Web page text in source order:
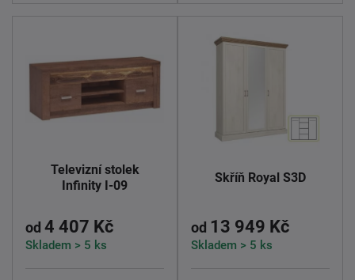
Televizní stolek
Infinity I-09
od 4 407 Kč
Skladem > 5 ks
Skříň Royal S3D
od 13 949 Kč
Skladem > 5 ks